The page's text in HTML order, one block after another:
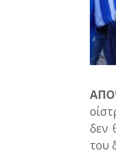
δεν
του